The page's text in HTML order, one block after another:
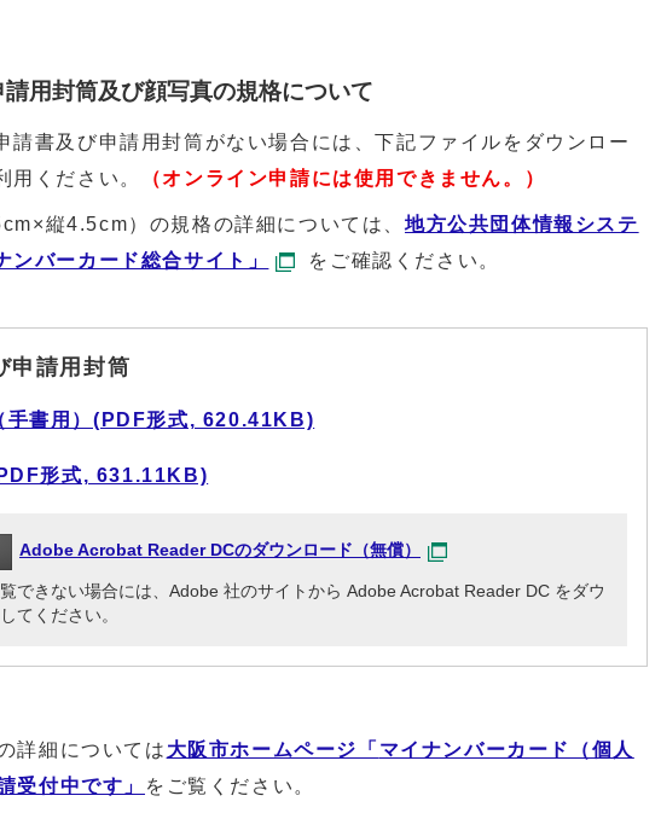
用封筒及び顔写真の規格について
請書及び申請用封筒がない場合には、下記ファイルをダウンロー
用ください。
（オンライン申請には使用できません。）
縦4.5cm）の規格の詳細については、地方公共団体情報システ
ンバーカード総合サイト」
をご確認ください。
申請用封筒
手書用）(PDF形式, 620.41KB)
形式, 631.11KB)
Adobe Acrobat Reader DCのダウンロード（無償）
できない場合には、Adobe 社のサイトから Adobe Acrobat Reader DC をダウ
てください。
詳細については 大阪市ホームページ「 マイナンバーカード（個人
受付中です」
をご覧ください。